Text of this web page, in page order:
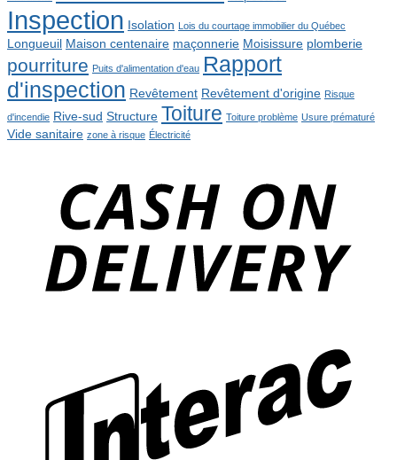
Inspection Isolation Lois du courtage immobilier du Québec
Longueuil Maison centenaire maçonnerie Moisissure plomberie
pourriture Puits d'alimentation d'eau Rapport
d'inspection Revêtement Revêtement d'origine Risque
d'incendie Rive-sud Structure Toiture Toiture problème Usure prématuré
Vide sanitaire zone à risque Électricité